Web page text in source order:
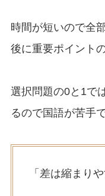
時間が短いので全
後に重要ポイント
選択問題の0と1で
るので国語が苦手
「差は縮まりや